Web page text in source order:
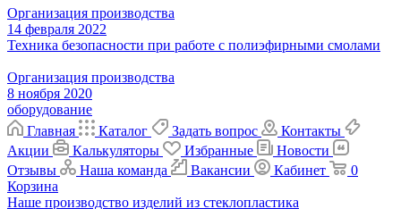
Организация производства
14 февраля 2022
Техника безопасности при работе с полиэфирными смолами
Организация производства
8 ноября 2020
оборудование
Главная
Каталог Задать вопрос
Контакты
Акции
Калькуляторы Избранные
Новости
Отзывы
Наша команда Вакансии Кабинет
0
Корзина
Наше производство изделий из стеклопластика